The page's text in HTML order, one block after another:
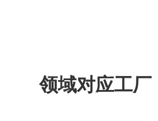
领域对应工厂